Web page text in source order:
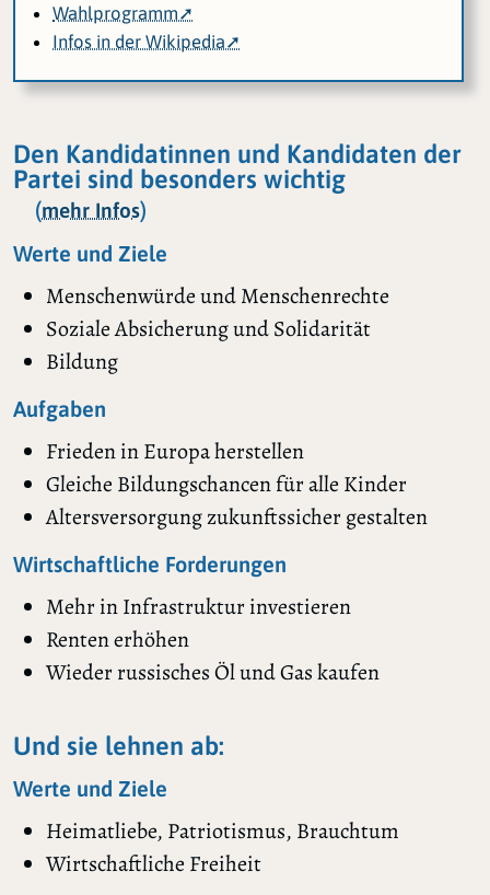
Wahlprogramm
Infos in der Wikipedia
Den Kandidatinnen und Kandidaten der
Partei sind besonders wichtig
(mehr Infos)
Werte und Ziele
Menschenwürde und Menschenrechte
Soziale Absicherung und Solidarität
Bildung
Aufgaben
Frieden in Europa herstellen
Gleiche Bildungschancen für alle Kinder
Altersversorgung zukunftssicher gestalten
Wirtschaftliche Forderungen
Mehr in Infrastruktur investieren
Renten erhöhen
Wieder russisches Öl und Gas kaufen
Und sie lehnen ab:
Werte und Ziele
Heimatliebe, Patriotismus, Brauchtum
Wirtschaftliche Freiheit